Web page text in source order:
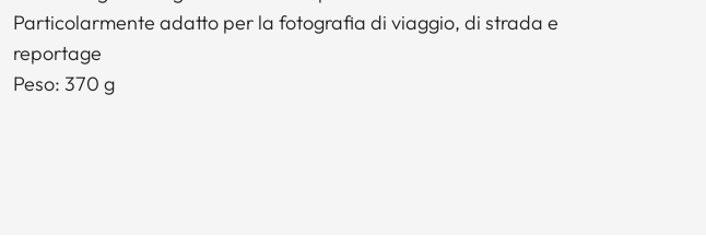
Particolarmente adatto per la fotografia di viaggio, di strada e
reportage
Peso: 370 g